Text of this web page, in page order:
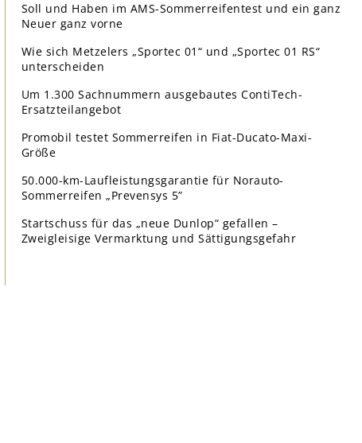
Soll und Haben im AMS-Sommerreifentest und ein ganz
Neuer ganz vorne
Wie sich Metzelers „Sportec 01“ und „Sportec 01 RS“
unterscheiden
Um 1.300 Sachnummern ausgebautes ContiTech-
Ersatzteilangebot
Promobil testet Sommerreifen in Fiat-Ducato-Maxi-
Größe
50.000-km-Laufleistungsgarantie für Norauto-
Sommerreifen „Prevensys 5”
Startschuss für das „neue Dunlop“ gefallen –
Zweigleisige Vermarktung und Sättigungsgefahr